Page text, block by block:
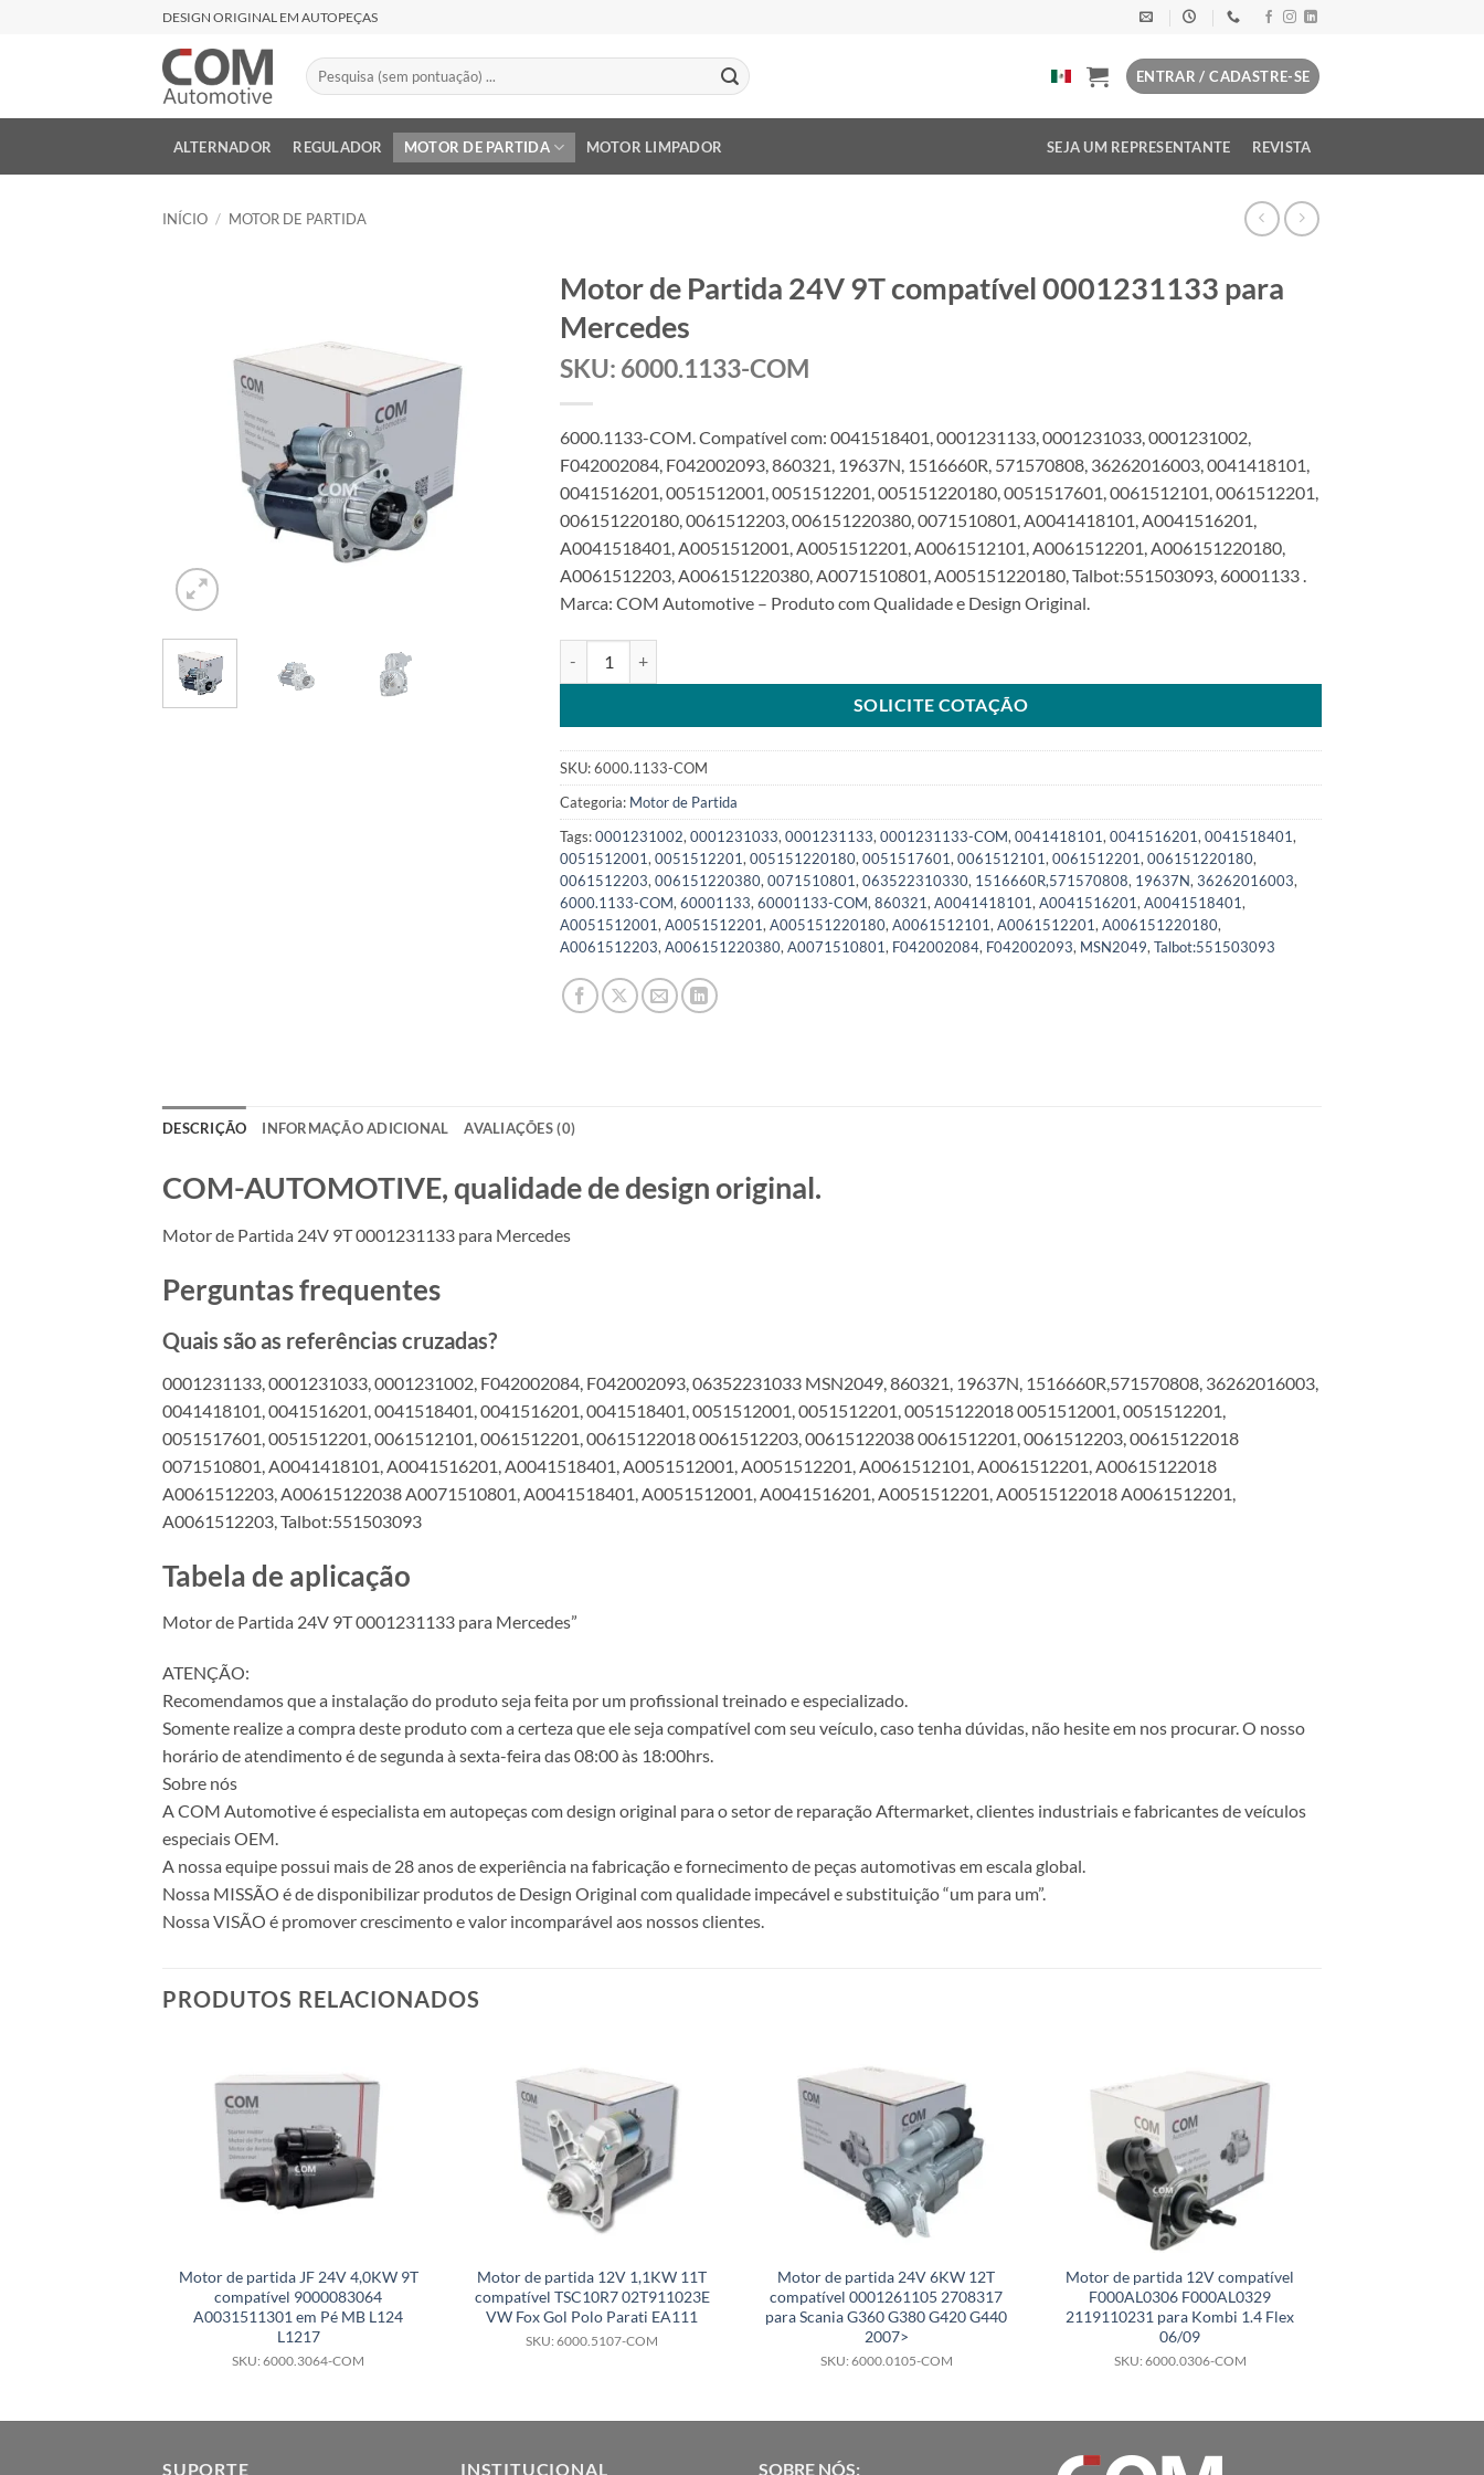
DESIGN ORIGINAL EM AUTOPEÇAS
Pesquisar
por:
ENTRAR / CADASTRE-SE
ALTERNADOR REGULADOR MOTOR DE PARTIDA MOTOR LIMPADOR SEJA UM REPRESENTANTE REVISTA
INÍCIO / MOTOR DE PARTIDA
Motor de Partida 24V 9T compatível 0001231133 para
Mercedes
SKU: 6000.1133-COM
6000.1133-COM. Compatível com: 0041518401, 0001231133, 0001231033, 0001231002,
F042002084, F042002093, 860321, 19637N, 1516660R, 571570808, 36262016003, 0041418101,
0041516201, 0051512001, 0051512201, 005151220180, 0051517601, 0061512101, 0061512201,
006151220180, 0061512203, 006151220380, 0071510801, A0041418101, A0041516201,
A0041518401, A0051512001, A0051512201, A0061512101, A0061512201, A006151220180,
A0061512203, A006151220380, A0071510801, A005151220180, Talbot:551503093, 60001133 .
Marca: COM Automotive – Produto com Qualidade e Design Original.
SOLICITE COTAÇÃO
SKU:6000.1133-COM
Categoria: Motor de Partida
Tags:0001231002, 0001231033, 0001231133, 0001231133-COM, 0041418101, 0041516201, 0041518401,
0051512001, 0051512201, 005151220180, 0051517601, 0061512101, 0061512201, 006151220180,
0061512203, 006151220380, 0071510801, 063522310330, 1516660R,571570808, 19637N, 36262016003,
6000.1133-COM, 60001133, 60001133-COM, 860321, A0041418101, A0041516201, A0041518401,
A0051512001, A0051512201, A005151220180, A0061512101, A0061512201, A006151220180,
A0061512203, A006151220380, A0071510801, F042002084, F042002093, MSN2049, Talbot:551503093
DESCRIÇÃO INFORMAÇÃO ADICIONAL AVALIAÇÕES (0)
COM-AUTOMOTIVE, qualidade de design original.
Motor de Partida 24V 9T 0001231133 para Mercedes
Perguntas frequentes
Quais são as referências cruzadas?
0001231133, 0001231033, 0001231002, F042002084, F042002093, 06352231033 MSN2049, 860321, 19637N, 1516660R,571570808, 36262016003,
0041418101, 0041516201, 0041518401, 0041516201, 0041518401, 0051512001, 0051512201, 00515122018 0051512001, 0051512201,
0051517601, 0051512201, 0061512101, 0061512201, 00615122018 0061512203, 00615122038 0061512201, 0061512203, 00615122018
0071510801, A0041418101, A0041516201, A0041518401, A0051512001, A0051512201, A0061512101, A0061512201, A00615122018
A0061512203, A00615122038 A0071510801, A0041518401, A0051512001, A0041516201, A0051512201, A00515122018 A0061512201,
A0061512203, Talbot:551503093
Tabela de aplicação
Motor de Partida 24V 9T 0001231133 para Mercedes”
ATENÇÃO:
Recomendamos que a instalação do produto seja feita por um profissional treinado e especializado.
Somente realize a compra deste produto com a certeza que ele seja compatível com seu veículo, caso tenha dúvidas, não hesite em nos procurar. O nosso
horário de atendimento é de segunda à sexta-feira das 08:00 às 18:00hrs.
Sobre nós
A COM Automotive é especialista em autopeças com design original para o setor de reparação Aftermarket, clientes industriais e fabricantes de veículos
especiais OEM.
A nossa equipe possui mais de 28 anos de experiência na fabricação e fornecimento de peças automotivas em escala global.
Nossa MISSÃO é de disponibilizar produtos de Design Original com qualidade impecável e substituição “um para um”.
Nossa VISÃO é promover crescimento e valor incomparável aos nossos clientes.
PRODUTOS RELACIONADOS
Motor de partida JF 24V 4,0KW 9T
compatível 9000083064
A0031511301 em Pé MB L124
L1217
SKU: 6000.3064-COM
Motor de partida 12V 1,1KW 11T
compatível TSC10R7 02T911023E
VW Fox Gol Polo Parati EA111
SKU: 6000.5107-COM
Motor de partida 24V 6KW 12T
compatível 0001261105 2708317
para Scania G360 G380 G420 G440
2007>
SKU: 6000.0105-COM
Motor de partida 12V compatível
F000AL0306 F000AL0329
2119110231 para Kombi 1.4 Flex
06/09
SKU: 6000.0306-COM
SUPORTE INSTITUCIONAL SOBRE NÓS: